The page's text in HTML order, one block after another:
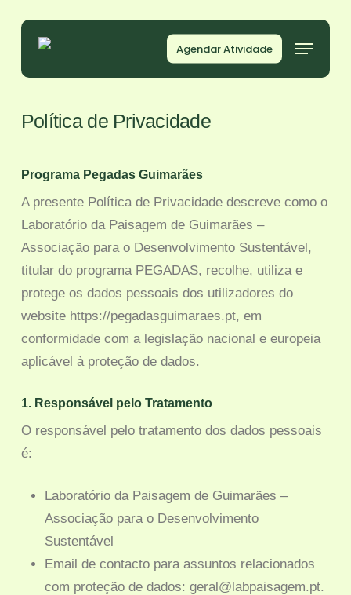
content
Agendar Atividade
Política de Privacidade
Programa Pegadas Guimarães
A presente Política de Privacidade descreve como o
Laboratório da Paisagem de Guimarães –
Associação para o Desenvolvimento Sustentável,
titular do programa PEGADAS, recolhe, utiliza e
protege os dados pessoais dos utilizadores do
website https://pegadasguimaraes.pt, em
conformidade com a legislação nacional e europeia
aplicável à proteção de dados.
1. Responsável pelo Tratamento
O responsável pelo tratamento dos dados pessoais
é:
Laboratório da Paisagem de Guimarães –
Associação para o Desenvolvimento
Sustentável
Email de contacto para assuntos relacionados
com proteção de dados: geral@labpaisagem.pt.